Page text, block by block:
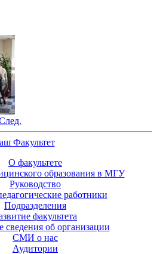
Факультет
О факультете
образования в МГУ
Руководство
работники
Подразделения
факультета
об организации
СМИ о нас
Аудитории